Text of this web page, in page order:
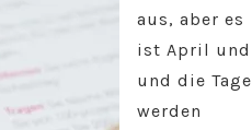
aus, aber es
ist April und
und die Tage
werden